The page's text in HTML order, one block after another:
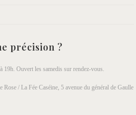
précision ?
19h. Ouvert les samedis sur rendez-vous.
/ La Fée Caséine, 5 avenue du général de Gaulle